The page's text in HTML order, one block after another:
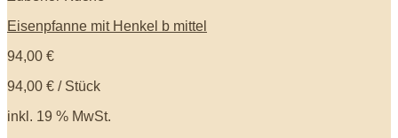
Eisenpfanne mit Henkel b mittel
94,00 €
94,00 € / Stück
inkl. 19 % MwSt.